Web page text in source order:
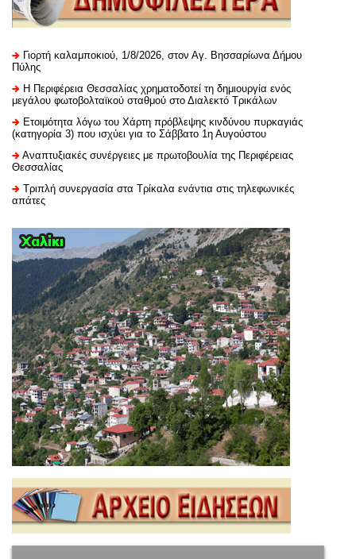
Γιορτή καλαμποκιού, 1/8/2026, στον Αγ. Βησσαρίωνα Δήμου
Πύλης
H Περιφέρεια Θεσσαλίας χρηματοδοτεί τη δημιουργία ενός
μεγάλου φωτοβολταϊκού σταθμού στο Διαλεκτό Τρικάλων
Ετοιμότητα λόγω του Χάρτη πρόβλεψης κινδύνου πυρκαγιάς
(κατηγορία 3) που ισχύει για το Σάββατο 1η Αυγούστου
Αναπτυξιακές συνέργειες με πρωτοβουλία της Περιφέρειας
Θεσσαλίας
Τριπλή συνεργασία στα Τρίκαλα ενάντια στις τηλεφωνικές
απάτες